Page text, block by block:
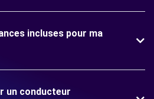
incluses pour ma
un conducteur